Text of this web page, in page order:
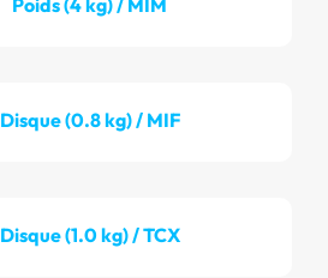
Disque (0.8 kg) / MIF
Disque (1.0 kg) / TCX